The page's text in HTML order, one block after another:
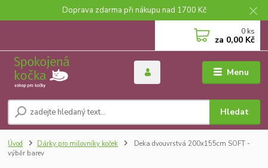
Doprava zdarma při nákupu nad 1700 Kč
Menu
Hledat
0 ks
za 0,00 Kč
Úvod Dárky pro milovníky koček
Deka dvouvrstvá 200x155cm SOFT -
výběr barev